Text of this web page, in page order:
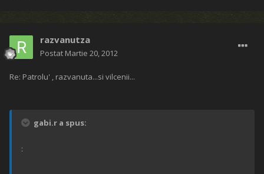
razvanutza
Postat Martie 20, 2012
Re: Patrolu' , razvanuta...si vilcenii...
gabi.r a spus:
: